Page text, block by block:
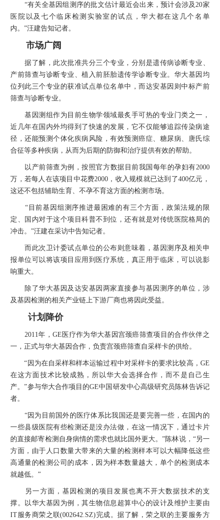
“有关全基因组测序的批文估计最近会出来，预计会涉及20家
医院以及七个临床检测实验室的试点，华大都在这几个名单
内。”汪建告知记者。
市场广阔
据了解，此次批准共分三个专业，分别是遗传病诊断专业、
产前筛查与诊断专业、植入前胚胎遗传学诊断专业。华大基因均
位列此三个专业的获准试点单位名单中，而达安基因则中标产前
筛查与诊断专业。
基因测组作为目前生物学领域最炙手可热的专业门类之一，
近几年在国内外均得到了快速的发展，它不仅能够追踪传染病途
径，还能预测个体化疾病风险，有效预测癌症、糖尿病、唐氏综
合征等多种疾病，从而为后期的防御和治疗提供有效的帮助。
以产前筛查为例，按照官方数据目前我国每年的孕妇有2000
万，若每人在该项目中花费2000，收入规模就已达到了400亿元，
这还不包括辅助生育、不孕不育这方面的检测市场。
“目前基因组测序推进最困难的有三个方面，政策法规的限
定、国内对于这个项目科普不到位，还有就是对传统医院格局的
冲击。”汪建在采访中告知记者。
而此次卫计委试点单位的公布则意味着，基因测序及相关申
报单位可以将该项目应用到医疗系统，真正用于临床，可以说影
响重大。
除了华大基因及达安基因两家直接参与基因测序的单位，涉
及基因检测的相关产业链上下游厂商也将因此受益。
计划降价
2011年，GE医疗作为华大基因宫颈癌筛查项目的合作伙伴之
一，正式与华大基因合作，负责宫颈癌筛查自采样卡的供给。
“因为在自采样和样本运输过程中对采样卡的要求比较高，GE
在这方面技术比较成熟，所以华大会选择合作，而不是自己生
产。”参与华大合作项目的GE中国研发中心高级研究员陈林告诉记
者。
“因为目前国外的医疗体系比我国还是要完善一些，在国内的
一些县级医院有些检测还是没办法做，在这一情况下，通过卡片
的直接邮寄检测自身病情的需求也就比国外更大。”陈林说，“另一
方面，由于人口数量大带来的大量的检测样本可以大幅降低这些
高通量的检测公司的成本，因为样本数量越大，单个的检测成本
就越低。”
另一方面，基因检测的项目发展也离不开大数据技术的支
撑。以华大基因为例，其生物信息超算中心的设计及维护主要由
IT服务商荣之联(002642.SZ)完成。据了解，荣之联的主要服务方